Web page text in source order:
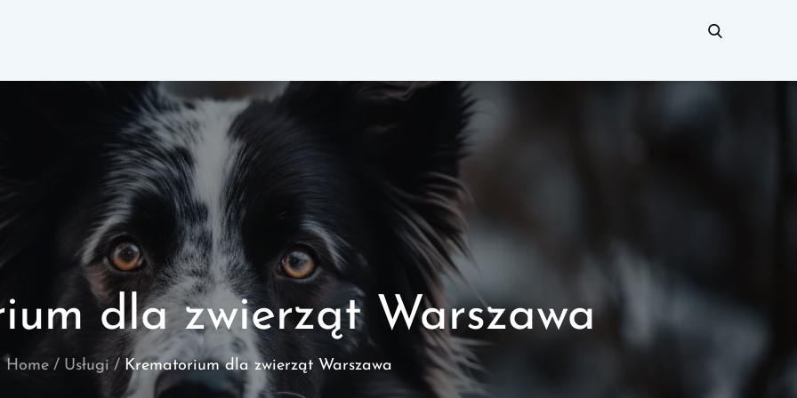
dla zwierząt Warszawa
Home Usługi Krematorium dla zwierząt Warszawa